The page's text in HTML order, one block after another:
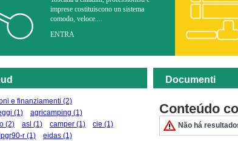
imprese costituiscono un sistema
comodo, veloce....
ENTRA
e finanziamenti (2)
(1) agricamping (1)
(2) asl (1) camper (1) cie (1)
r (1) eidas (1)
Documenti
Conteúdo
Não há